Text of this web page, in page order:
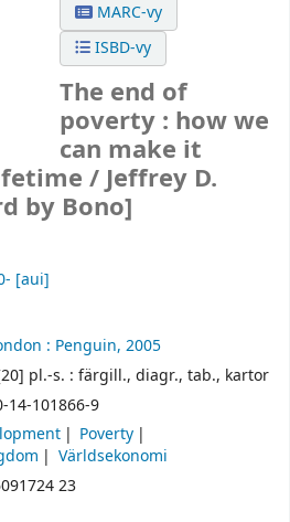
MARC-vy
ISBD-vy
The end of
poverty : how we
can make it
/ Jeffrey D.
by Bono]
[aui]
: Penguin, 2005
pl.-s. : färgill., diagr., tab., kartor
14-101866-9
Poverty
Världsekonomi
23